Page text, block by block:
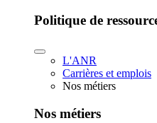
Politique de
L'ANR
Carrières et emplois
Nos métiers
Nos métiers